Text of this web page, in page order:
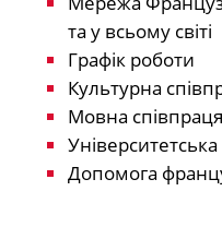
та у всьому світі
Графік роботи
Культурна
Мовна співпраця
Допомога